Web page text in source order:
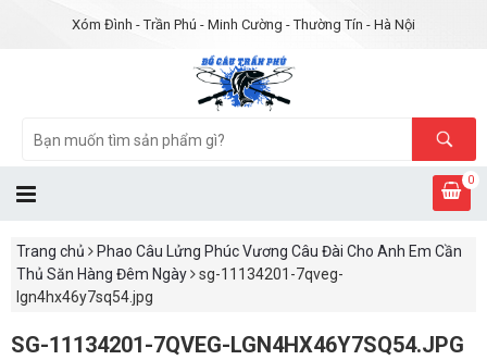
Xóm Đình - Trần Phú - Minh Cường - Thường Tín - Hà Nội
0
Trang chủ
Phao Câu Lửng Phúc Vương Câu Đài Cho Anh Em Cần
Thủ Săn Hàng Đêm Ngày
sg-11134201-7qveg-
lgn4hx46y7sq54.jpg
SG-11134201-7QVEG-LGN4HX46Y7SQ54.JPG